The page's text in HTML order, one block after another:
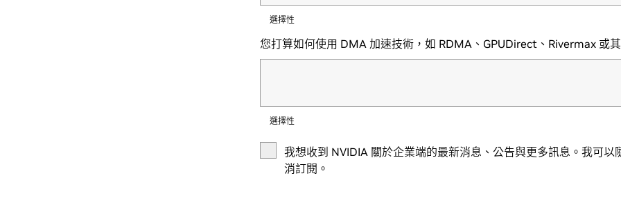
選擇性
您打算如何使用 DMA 加速技術，如 RDMA、GPUDirect、Rivermax 或
選擇性
我想收到 NVIDIA 關於企業端的最新消息、公告與更多訊息。我可以
消訂閱。